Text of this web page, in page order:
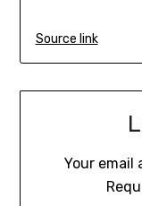
Source link
Your email